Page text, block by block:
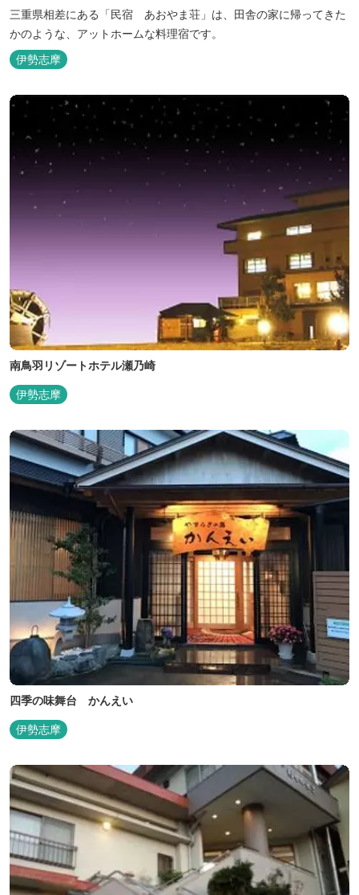
三重県相差にある「民宿 あおやま荘」は、田舎の家に帰ってきた
かのような、アットホームな料理宿です。
伊勢志摩
南鳥羽リゾートホテル瀬乃崎
伊勢志摩
四季の味舞台 かんえい
伊勢志摩